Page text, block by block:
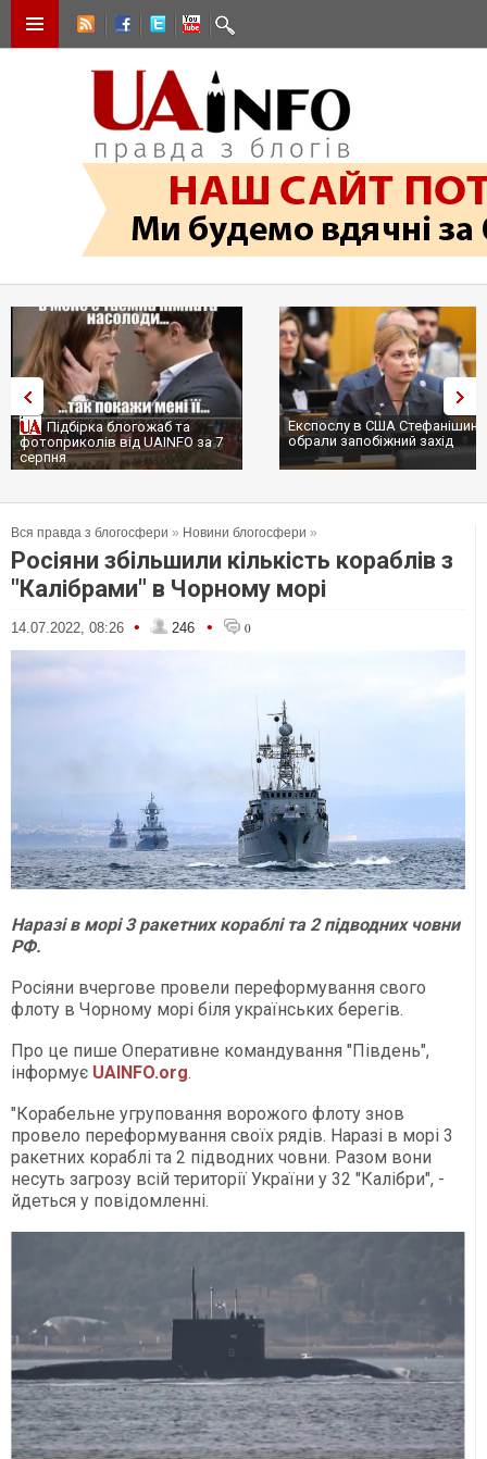
Підбірка блогожаб та
фотоприколів від UAINFO за 7
серпня
Експослу в США
обрали запобіжний захід
Вся правда з блогосфери » Новини блогосфери »
Росіяни збільшили кількість кораблів з
"Калібрами" в Чорному морі
14.07.2022, 08:26 • 246 • 0
Наразі в морі 3 ракетних кораблі та 2 підводних човни
РФ.
Росіяни вчергове провели переформування свого
флоту в Чорному морі біля українських берегів.
Про це пише Оперативне командування "Південь",
інформує UAINFO.org.
"Корабельне угруповання ворожого флоту знов
провело переформування своїх рядів. Наразі в морі 3
ракетних кораблі та 2 підводних човни. Разом вони
несуть загрозу всій території України у 32 "Калібри", -
йдеться у повідомленні.